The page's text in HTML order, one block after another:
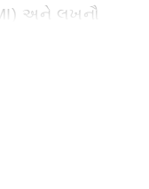
અને લખનૌ
જ્યારે